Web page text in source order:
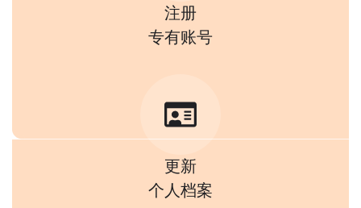
注册
专有账号
更新
个人档案